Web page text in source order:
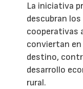
La iniciativa
descubran
cooperativas
conviertan
destino,
desarrollo
rural.